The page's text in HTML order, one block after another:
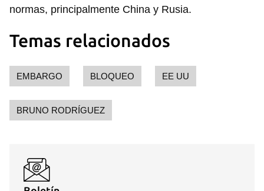
normas, principalmente China y Rusia.
Temas relacionados
EMBARGO BLOQUEO EE UU
BRUNO RODRÍGUEZ